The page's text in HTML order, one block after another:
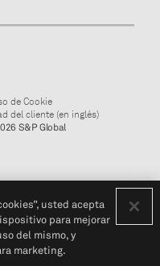
de Cookie
del cliente (en inglés)
S&P Global
usted acepta
para mejorar
del mismo, y
marketing.